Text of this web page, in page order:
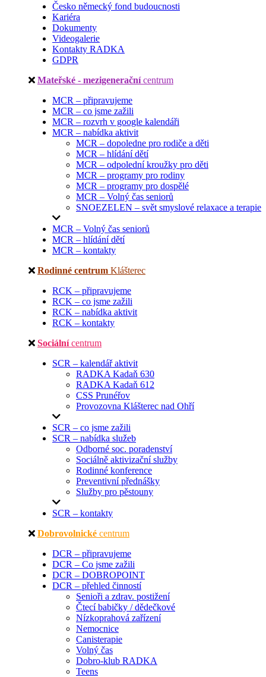
Česko německý fond budoucnosti
Kariéra
Dokumenty
Videogalerie
Kontakty RADKA
GDPR
Mateřské - mezigenerační centrum
MCR – připravujeme
MCR – co jsme zažili
MCR – rozvrh v google kalendáři
MCR – nabídka aktivit
MCR – dopoledne pro rodiče a děti
MCR – hlídání dětí
MCR – odpolední kroužky pro děti
MCR – programy pro rodiny
MCR – programy pro dospělé
MCR – Volný čas seniorů
SNOEZELEN – svět smyslové relaxace a terapie
MCR – Volný čas seniorů
MCR – hlídání dětí
MCR – kontakty
Rodinné centrum Klášterec
RCK – připravujeme
RCK – co jsme zažili
RCK – nabídka aktivit
RCK – kontakty
Sociální centrum
SCR – kalendář aktivit
RADKA Kadaň 630
RADKA Kadaň 612
CSS Prunéřov
Provozovna Klášterec nad Ohří
SCR – co jsme zažili
SCR – nabídka služeb
Odborné soc. poradenství
Sociálně aktivizační služby
Rodinné konference
Preventivní přednášky
Služby pro pěstouny
SCR – kontakty
Dobrovolnické centrum
DCR – připravujeme
DCR – Co jsme zažili
DCR – DOBROPOINT
DCR – přehled činností
Senioři a zdrav. postižení
Čtecí babičky / dědečkové
Nízkoprahová zařízení
Nemocnice
Canisterapie
Volný čas
Dobro-klub RADKA
Teens